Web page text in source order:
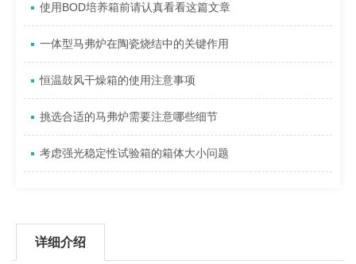
使用BOD培养箱前请认真看看这篇文章
一体型马弗炉在陶瓷烧结中的关键作用
恒温鼓风干燥箱的使用注意事项
挑选合适的马弗炉需要注意哪些细节
考虑强光稳定性试验箱的箱体大小问题
详细介绍